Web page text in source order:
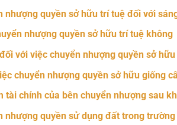
nhượng quyền sở hữu trí tuệ đối với
nhượng quyền sở hữu trí tuệ không
với việc chuyển nhượng quyền sở
chuyển nhượng quyền sở hữu giống
tài chính của bên chuyển nhượng sau
nhượng quyền sử dụng đất trong